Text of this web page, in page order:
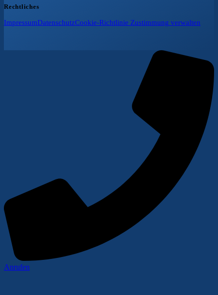
Rechtliches
ImpressumDatenschutzCookie-Richtlinie Zustimmung verwalten
Anrufen